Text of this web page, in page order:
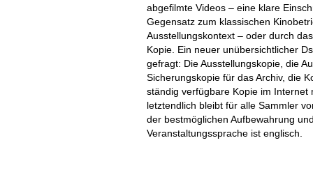
abgefilmte Videos – eine klare
Gegensatz zum klassischen
Ausstellungskontext – oder durch
Kopie. Ein neuer unübersichtlicher
gefragt: Die Ausstellungskopie, die
Sicherungskopie für das Archiv, die
ständig verfügbare Kopie im
letztendlich bleibt für alle Sammler
der bestmöglichen Aufbewahrung
Veranstaltungssprache ist englisch.